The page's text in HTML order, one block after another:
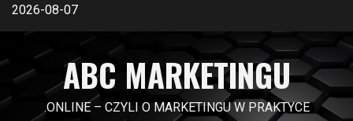
Przejdź
2026-08-07
ABC MARKETINGU
.ONLINE – CZYLI O MARKETINGU W PRAKTYCE